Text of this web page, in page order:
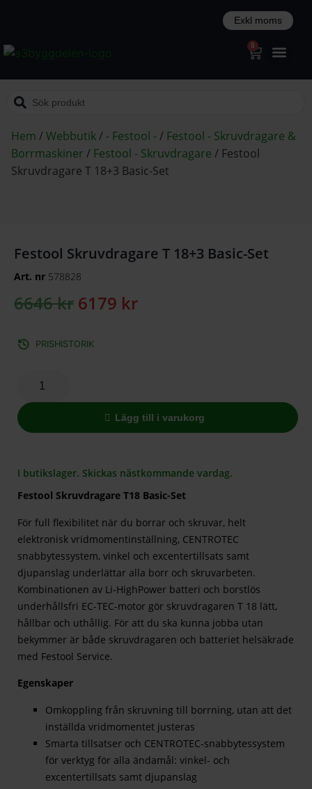
0
Hem /Webbutik/ - Festool -/ Festool - Skruvdragare &
Borrmaskiner / Festool - Skruvdragare / Festool
Skruvdragare T 18+3 Basic-Set
Festool Skruvdragare T 18+3 Basic-Set
Art. nr 578828
6646kr 6179 kr
PRISHISTORIK
Lägg till i varukorg
I butikslager. Skickas nästkommande vardag.
Festool Skruvdragare T18 Basic-Set
För full flexibilitet när du borrar och skruvar, helt
elektronisk vridmomentinställning, CENTROTEC
snabbytessystem, vinkel och excentertillsats samt
djupanslag underlättar alla borr och skruvarbeten.
Kombinationen av Li-HighPower batteri och borstlös
underhållsfri EC-TEC-motor gör skruvdragaren T 18 lätt,
hållbar och uthållig. För att du ska kunna jobba utan
bekymmer är både skruvdragaren och batteriet helsäkrade
med Festool Service.
Egenskaper
Omkoppling från skruvning till borrning, utan att det
inställda vridmomentet justeras
Smarta tillsatser och CENTROTEC-snabbytessystem
för verktyg för alla ändamål: vinkel- och
excentertillsats samt djupanslag